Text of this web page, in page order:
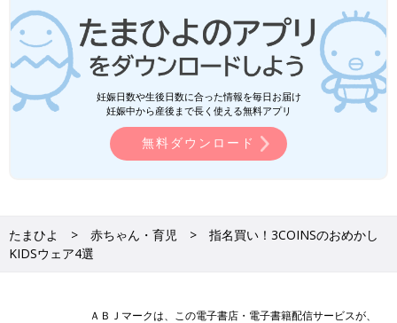
妊娠日数や生後日数に合った情報を毎日お届け
妊娠中から産後まで長く使える無料アプリ
無料ダウンロード
たまひよ 赤ちゃん・育児
指名買い！3COINSのおめかし
KIDSウェア4選
ＡＢＪマークは、この電子書店・電子書籍配信サービスが、